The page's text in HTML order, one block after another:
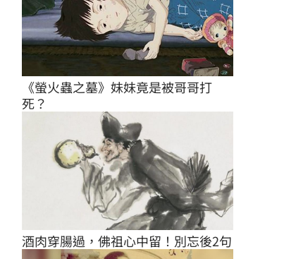
《螢火蟲之墓》妹妹竟是被哥哥打
死？
酒肉穿腸過，佛祖心中留！別忘後2句